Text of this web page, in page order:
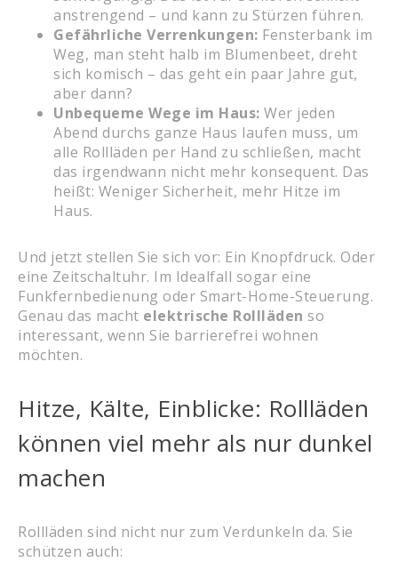
anstrengend – und kann zu Stürzen führen.
Gefährliche Verrenkungen: Fensterbank im
Weg, man steht halb im Blumenbeet, dreht
sich komisch – das geht ein paar Jahre gut,
aber dann?
Unbequeme Wege im Haus: Wer jeden
Abend durchs ganze Haus laufen muss, um
alle Rollläden per Hand zu schließen, macht
das irgendwann nicht mehr konsequent. Das
heißt: Weniger Sicherheit, mehr Hitze im
Haus.
Und jetzt stellen Sie sich vor: Ein Knopfdruck. Oder
eine Zeitschaltuhr. Im Idealfall sogar eine
Funkfernbedienung oder Smart-Home-Steuerung.
Genau das macht elektrische Rollläden so
interessant, wenn Sie barrierefrei wohnen
möchten.
Hitze, Kälte, Einblicke: Rollläden
können viel mehr als nur dunkel
machen
Rollläden sind nicht nur zum Verdunkeln da. Sie
schützen auch: